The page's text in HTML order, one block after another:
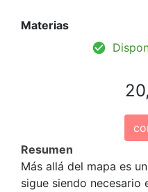
Materias
Resumen
Más allá del mapa es
sigue siendo necesario